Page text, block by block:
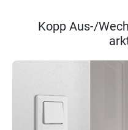
Kopp Aus-/